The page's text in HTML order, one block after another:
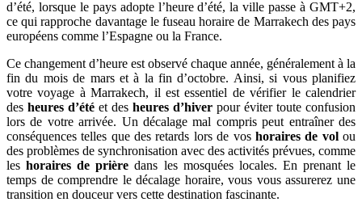
d’été, lorsque le pays adopte l’heure d’été, la ville passe à GMT+2,
ce qui rapproche davantage le fuseau horaire de Marrakech des pays
européens comme l’Espagne ou la France.
Ce changement d’heure est observé chaque année, généralement à la
fin du mois de mars et à la fin d’octobre. Ainsi, si vous planifiez
votre voyage à Marrakech, il est essentiel de vérifier le calendrier
des heures d’été et des heures d’hiver pour éviter toute confusion
lors de votre arrivée. Un décalage mal compris peut entraîner des
conséquences telles que des retards lors de vos horaires de volou
des problèmes de synchronisation avec des activités prévues, comme
leshoraires de prière dans les mosquées locales. En prenant le
temps de comprendre le décalage horaire, vous vous assurerez une
transition en douceur vers cette destination fascinante.